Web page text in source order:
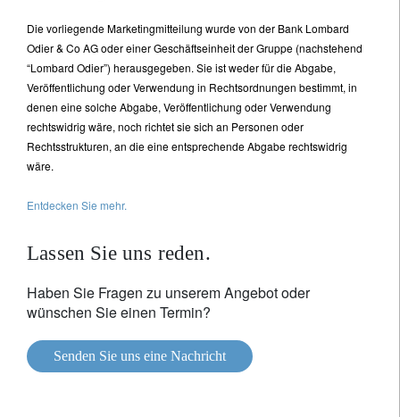
Die vorliegende Marketingmitteilung wurde von der Bank Lombard
Odier & Co AG oder einer Geschäftseinheit der Gruppe (nachstehend
“Lombard Odier”) herausgegeben. Sie ist weder für die Abgabe,
Veröffentlichung oder Verwendung in Rechtsordnungen bestimmt, in
denen eine solche Abgabe, Veröffentlichung oder Verwendung
rechtswidrig wäre, noch richtet sie sich an Personen oder
Rechtsstrukturen, an die eine entsprechende Abgabe rechtswidrig
wäre.
Entdecken Sie mehr.
Lassen Sie uns reden.
Haben Sie Fragen zu unserem Angebot oder
wünschen Sie einen Termin?
Senden Sie uns eine Nachricht